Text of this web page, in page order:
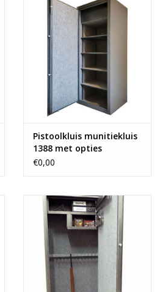
opslag van pistolen en munitie.
Speciaal uitgevoerd met
uitwendige deurscharnieren,
linksdraaiende deur, 4
verstelbare legborden,
binnenkluis en bekleed met
viltbekleding.
TOEVOEGEN AAN WINKELWAGEN
Pistoolkluis munitiekluis
1388 met opties
€0,00
- 175x80 cm
- Ruimte voor 12 geweren
- 2 binnenkluizen
- Vanaf 145 kg
TOEVOEGEN AAN WINKELWAGEN